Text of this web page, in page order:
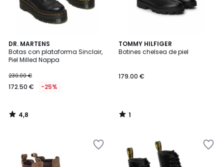
DR. MARTENS
Botas con plataforma Sinclair,
Piel Milled Nappa
230.00 €
172.50 € -25%
4,8
/ 5
4,8
/
TOMMY HILFIGER
Botines chelsea de piel
179.00 €
1
/
1
/